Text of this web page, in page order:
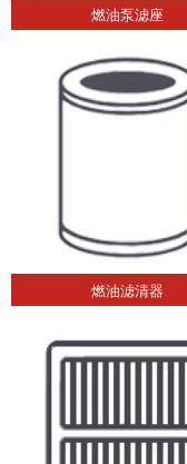
燃油泵滤座
燃油滤清器